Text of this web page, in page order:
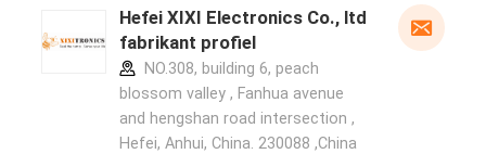
Hefei XIXI Electronics Co., ltd
fabrikant profiel
NO.308, building 6, peach
blossom valley , Fanhua avenue
and hengshan road intersection ,
Hefei, Anhui, China. 230088 ,China